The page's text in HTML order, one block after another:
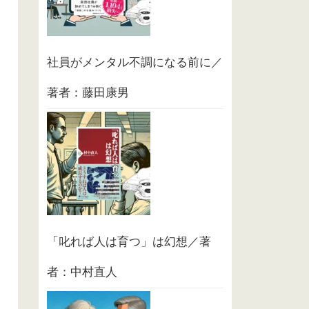
社員がメンタル不調になる前に／
著者：藤田康男
「叱れば人は育つ」は幻想／著
者：中村直人